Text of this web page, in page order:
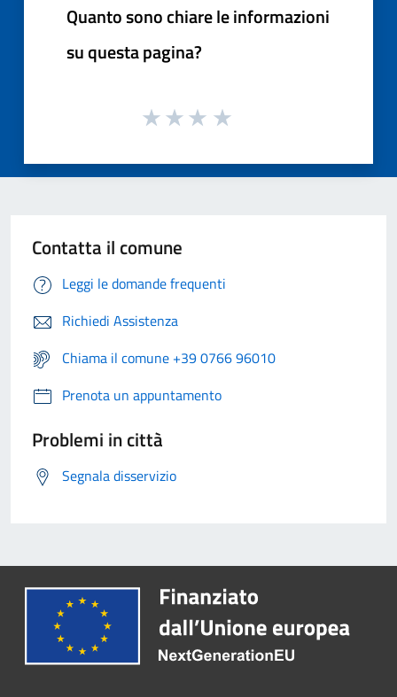
Quanto sono chiare le informazioni
su questa pagina?
Contatta il comune
Leggi le domande frequenti
Richiedi Assistenza
Chiama il comune +39 0766 96010
Prenota un appuntamento
Problemi in città
Segnala disservizio